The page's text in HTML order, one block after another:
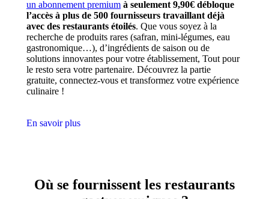
un abonnement premium à seulement 9,90€ débloque
l’accès à plus de 500 fournisseurs travaillant déjà
avec des restaurants étoilés. Que vous soyez à la
recherche de produits rares (safran, mini-légumes, eau
gastronomique…), d’ingrédients de saison ou de
solutions innovantes pour votre établissement, Tout pour
le resto sera votre partenaire. Découvrez la partie
gratuite, connectez-vous et transformez votre expérience
culinaire !
En savoir plus
Où se fournissent les restaurants